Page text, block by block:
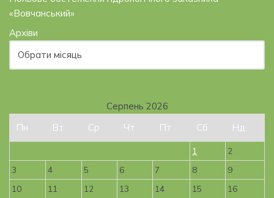
«Вовчанський»
Архіви
Серпень 2026
Пн
Вт Ср Чт Пт Сб Нд
1
2
3
4 5 6 7 8
9
10
11 12 13 14 15 16